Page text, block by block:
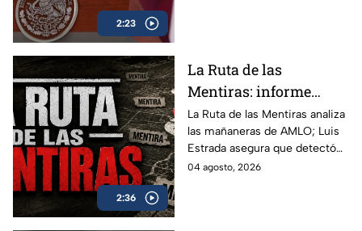
2:23
2:36
La Ruta de las
Mentiras: informe
acusa más de 100 mil
falsedades en las
mañaneras de AMLO
La Ruta de las Mentiras analiza
las mañaneras de AMLO; Luis
Estrada asegura que detectó
más de 100 mil afirmaciones
04 agosto, 2026